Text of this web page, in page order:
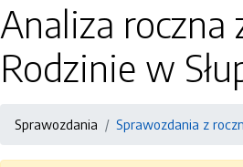
Analiza roczna
Rodzinie w
Sprawozdania Sprawozdania z